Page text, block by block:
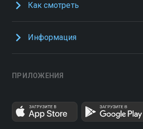
Как смотреть
Информация
ПРИЛОЖЕНИЯ